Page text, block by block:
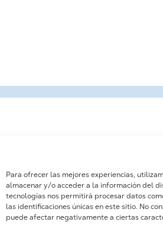
Para ofrecer las mejores experiencias,
almacenar y/o acceder a la información del
tecnologías nos permitirá procesar datos
las identificaciones únicas en este sitio. No
puede afectar negativamente a ciertas